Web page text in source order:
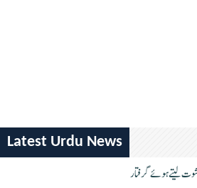
Latest Urdu News